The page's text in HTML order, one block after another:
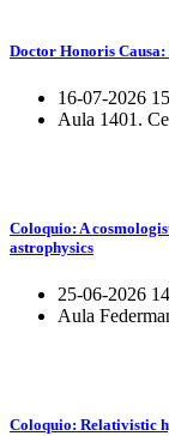
Doctor Honoris
16-07-2026
Aula 1401.
Coloquio: A
astrophysics
25-06-2026
Aula
Coloquio: Relativistic